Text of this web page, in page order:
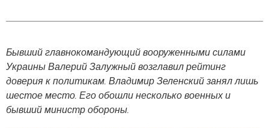
Бывший главнокомандующий вооруженными силами
Украины Валерий Залужный возглавил рейтинг
доверия к политикам. Владимир Зеленский занял лишь
шестое место. Его обошли несколько военных и
бывший министр обороны.